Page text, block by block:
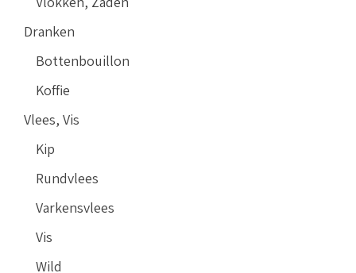
Dranken
Bottenbouillon
Koffie
Vlees, Vis
Kip
Rundvlees
Varkensvlees
Vis
Wild